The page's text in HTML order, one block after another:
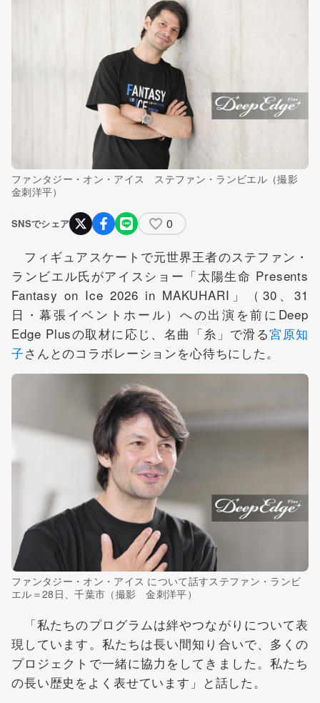
ファンタジー・オン・アイス ステファン・ランビエル（撮影
金刺洋平）
SNSでシェア 0
フィギュアスケートで元世界王者のステファン・
ランビエル氏がアイスショー「太陽生命 Presents
Fantasy on Ice 2026 in MAKUHARI」（30、31
日・幕張イベントホール）への出演を前にDeep
Edge Plusの取材に応じ、名曲「糸」で滑る宮原知
子さんとのコラボレーションを心待ちにした。
ファンタジー・オン・アイス について話すステファン・ランビ
エル＝28日、千葉市（撮影 金刺洋平）
「私たちのプログラムは絆やつながりについて表
現しています。私たちは長い間知り合いで、多くの
プロジェクトで一緒に協力をしてきました。私たち
の長い歴史をよく表せています」と話した。